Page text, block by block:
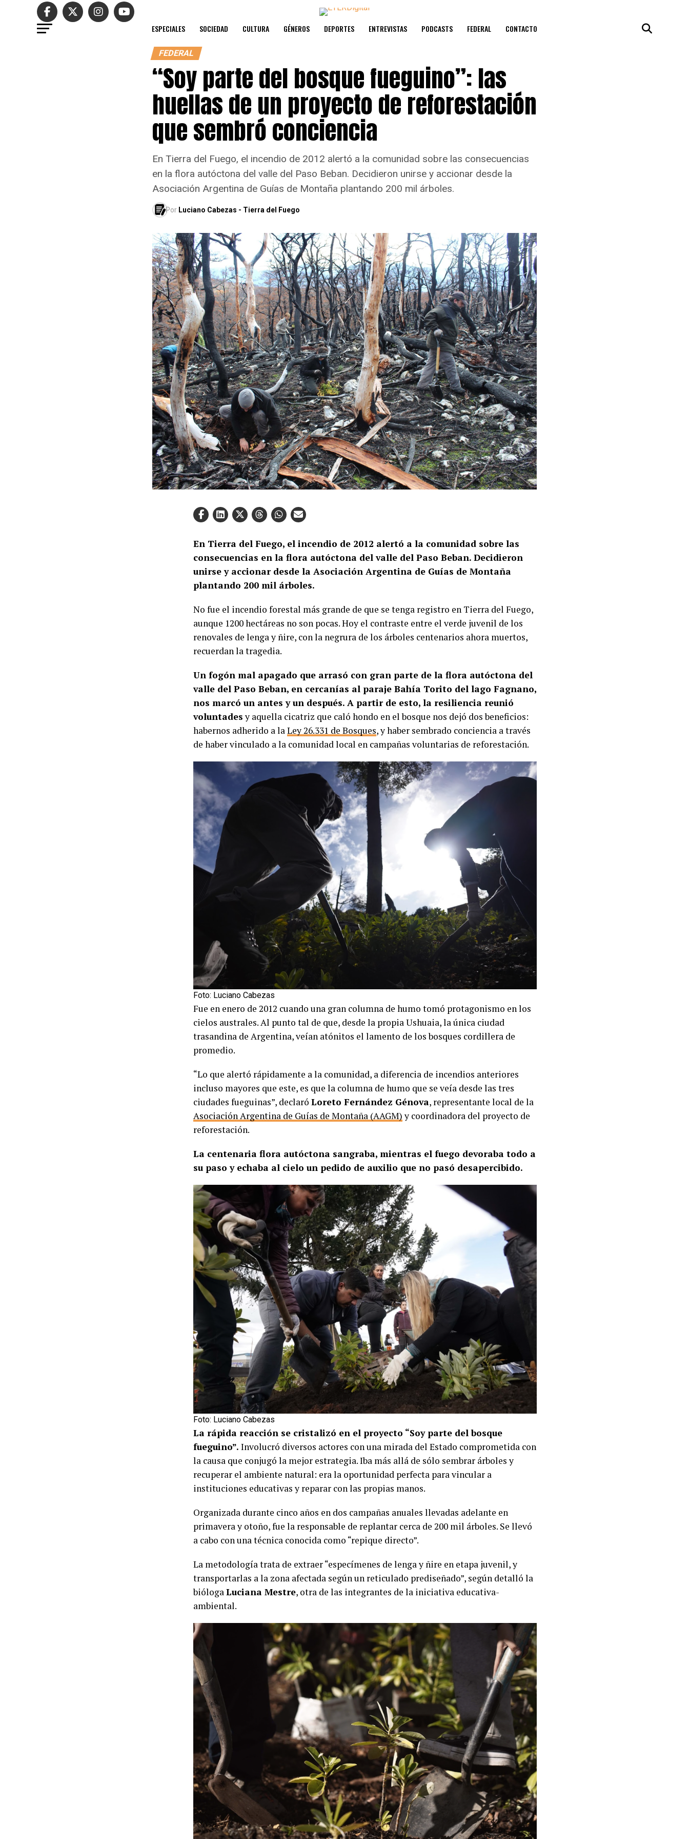
ESPECIALES SOCIEDAD CULTURA GÉNEROS DEPORTES ENTREVISTAS PODCASTS FEDERAL CONTACTO
FEDERAL
“Soy parte del bosque fueguino”: las
huellas de un proyecto de reforestación
que sembró conciencia
En Tierra del Fuego, el incendio de 2012 alertó a la comunidad sobre las consecuencias
en la flora autóctona del valle del Paso Beban. Decidieron unirse y accionar desde la
Asociación Argentina de Guías de Montaña plantando 200 mil árboles.
Por Luciano Cabezas - Tierra del Fuego
En Tierra del Fuego, el incendio de 2012 alertó a la comunidad sobre las
consecuencias en la flora autóctona del valle del Paso Beban. Decidieron
unirse y accionar desde la Asociación Argentina de Guías de Montaña
plantando 200 mil árboles.
No fue el incendio forestal más grande de que se tenga registro en Tierra del Fuego,
aunque 1200 hectáreas no son pocas. Hoy el contraste entre el verde juvenil de los
renovales de lenga y ñire, con la negrura de los árboles centenarios ahora muertos,
recuerdan la tragedia.
Un fogón mal apagado que arrasó con gran parte de la flora autóctona del
valle del Paso Beban, en cercanías al paraje Bahía Torito del lago Fagnano,
nos marcó un antes y un después. A partir de esto, la resiliencia reunió
voluntadesy aquella cicatriz que caló hondo en el bosque nos dejó dos beneficios:
habernos adherido a laLey 26.331 de Bosques, y haber sembrado conciencia a través
de haber vinculado a la comunidad local en campañas voluntarias de reforestación.
Foto: Luciano Cabezas
Fue en enero de 2012 cuando una gran columna de humo tomó protagonismo en los
cielos australes. Al punto tal de que, desde la propia Ushuaia, la única ciudad
trasandina de Argentina, veían atónitos el lamento de los bosques cordillera de
promedio.
“Lo que alertó rápidamente a la comunidad, a diferencia de incendios anteriores
incluso mayores que este, es que la columna de humo que se veía desde las tres
ciudades fueguinas”, declaró Loreto Fernández Génova, representante local de la
Asociación Argentina de Guías de Montaña (AAGM)y coordinadora del proyecto de
reforestación.
La centenaria flora autóctona sangraba, mientras el fuego devoraba todo a
su paso y echaba al cielo un pedido de auxilio que no pasó desapercibido.
Foto: Luciano Cabezas
La rápida reacción se cristalizó en el proyecto “Soy parte del bosque
fueguino”. Involucró diversos actores con una mirada del Estado comprometida con
la causa que conjugó la mejor estrategia. Iba más allá de sólo sembrar árboles y
recuperar el ambiente natural: era la oportunidad perfecta para vincular a
instituciones educativas y reparar con las propias manos.
Organizada durante cinco años en dos campañas anuales llevadas adelante en
primavera y otoño, fue la responsable de replantar cerca de 200 mil árboles. Se llevó
a cabo con una técnica conocida como “repique directo”.
La metodología trata de extraer “especímenes de lenga y ñire en etapa juvenil, y
transportarlas a la zona afectada según un reticulado prediseñado”, según detalló la
biólogaLuciana Mestre, otra de las integrantes de la iniciativa educativa-
ambiental.